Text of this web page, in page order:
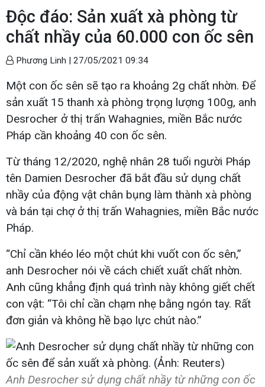
Độc đáo: Sản xuất xà phòng từ
chất nhầy của 60.000 con ốc sên
Phương Linh | 27/05/2021 09:34
Một con ốc sên sẽ tạo ra khoảng 2g chất nhờn. Để
sản xuất 15 thanh xà phòng trọng lượng 100g, anh
Desrocher ở thị trấn Wahagnies, miền Bắc nước
Pháp cần khoảng 40 con ốc sên.
Từ tháng 12/2020, nghệ nhân 28 tuổi người Pháp
tên Damien Desrocher đã bắt đầu sử dụng chất
nhầy của động vật chân bụng làm thành xà phòng
và bán tại chợ ở thị trấn Wahagnies, miền Bắc nước
Pháp.
“Chỉ cần khéo léo một chút khi vuốt con ốc sên,”
anh Desrocher nói về cách chiết xuất chất nhờn.
Anh cũng khẳng định quá trình này không giết chết
con vật: “Tôi chỉ cần chạm nhẹ bằng ngón tay. Rất
đơn giản và không hề bạo lực chút nào.”
Anh Desrocher sử dụng chất nhầy từ những con ốc